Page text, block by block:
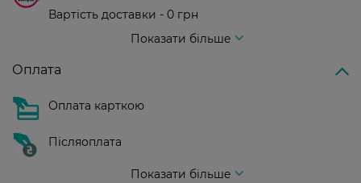
Вартість доставки - 0 грн
Показати більше
Оплата
Оплата карткою
Післяоплата
Показати більше